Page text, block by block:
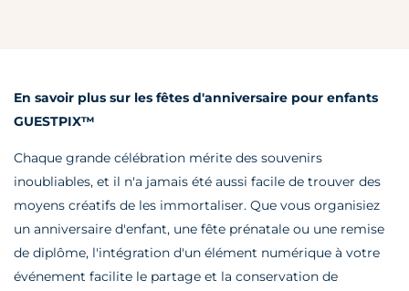
En savoir plus sur les fêtes d'anniversaire pour enfants
GUESTPIX™
Chaque grande célébration mérite des souvenirs
inoubliables, et il n'a jamais été aussi facile de trouver des
moyens créatifs de les immortaliser. Que vous organisiez
un anniversaire d'enfant, une fête prénatale ou une remise
de diplôme, l'intégration d'un élément numérique à votre
événement facilite le partage et la conservation de